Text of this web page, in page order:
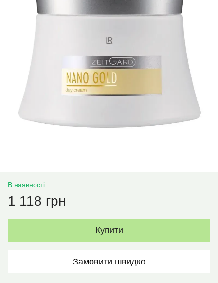
В наявності
1 118 грн
Купити
Замовити швидко